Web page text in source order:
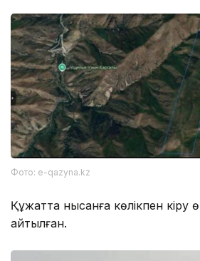
Фото: e-qazyna.kz
Құжатта нысанға көлікпен кіру
айтылған.